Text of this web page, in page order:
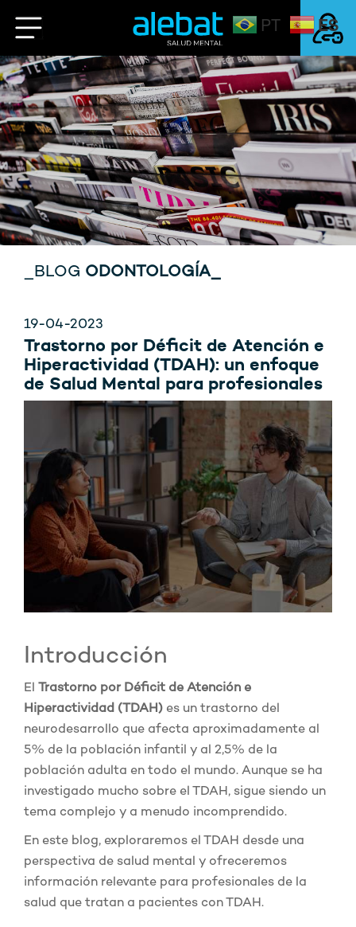
Saltar
al
contenido
Mi Cuenta
Login
_BLOG ODONTOLOGÍA_
19-04-2023
Trastorno por Déficit de Atención e
Hiperactividad (TDAH): un enfoque
de Salud Mental para profesionales
Introducción
El Trastorno por Déficit de Atención e
Hiperactividad (TDAH) es un trastorno del
neurodesarrollo que afecta aproximadamente al
5% de la población infantil y al 2,5% de la
población adulta en todo el mundo. Aunque se ha
investigado mucho sobre el TDAH, sigue siendo un
tema complejo y a menudo incomprendido.
En este blog, exploraremos el TDAH desde una
perspectiva de salud mental y ofreceremos
información relevante para profesionales de la
salud que tratan a pacientes con TDAH.
PT ES